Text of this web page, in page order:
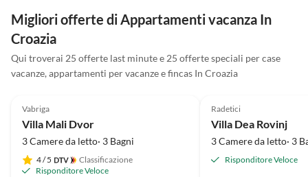
problemlos mit dem ganzen Strandspielzeug usw. zu
schaffen. Wären wir auf unserem Trip nicht noch
Migliori offerte di Appartamenti vacanza In
Croazia
Qui troverai 25 offerte last minute e 25 offerte speciali per case
vacanze, appartamenti per vacanze e fincas In Croazia
Annuncio in
Vabriga
Villa Mali Dvor
3 Camere da letto· 3 Bagni
4/ 5
Classificazione
Risponditore Veloce
Radetici
Villa Dea Rovinj
3 Camere da letto· 3
Risponditore Veloce